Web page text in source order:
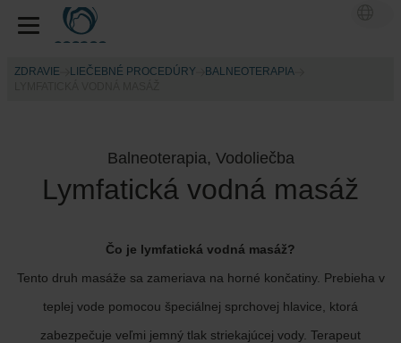
ZDRAVIE LIEČEBNÉ PROCEDÚRY
BALNEOTERAPIA
Balneoterapia, Vodoliečba
Lymfatická vodná masáž
Čo je lymfatická vodná masáž?
Tento druh masáže sa zameriava na horné končatiny. Prebieha v
teplej vode pomocou špeciálnej sprchovej hlavice, ktorá
zabezpečuje veľmi jemný tlak striekajúcej vody. Terapeut